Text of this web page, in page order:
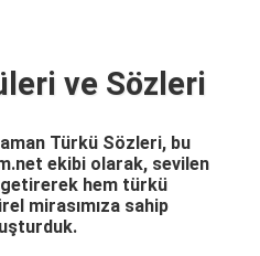
ve Sözleri
Türkü Sözleri, bu
ekibi olarak, sevilen
hem türkü
mirasımıza sahip